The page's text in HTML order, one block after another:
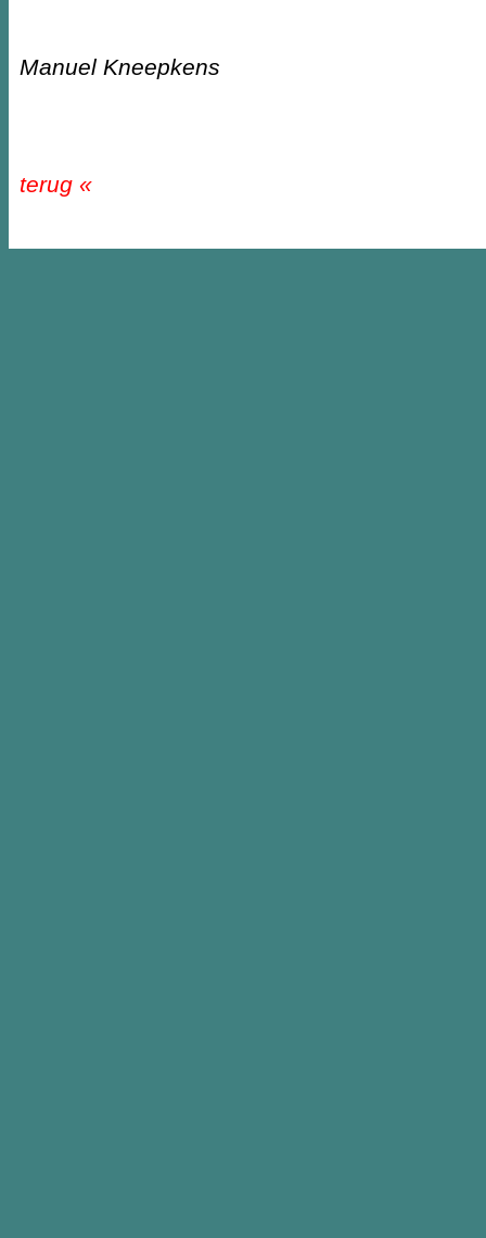
Manuel Kneepkens
terug «